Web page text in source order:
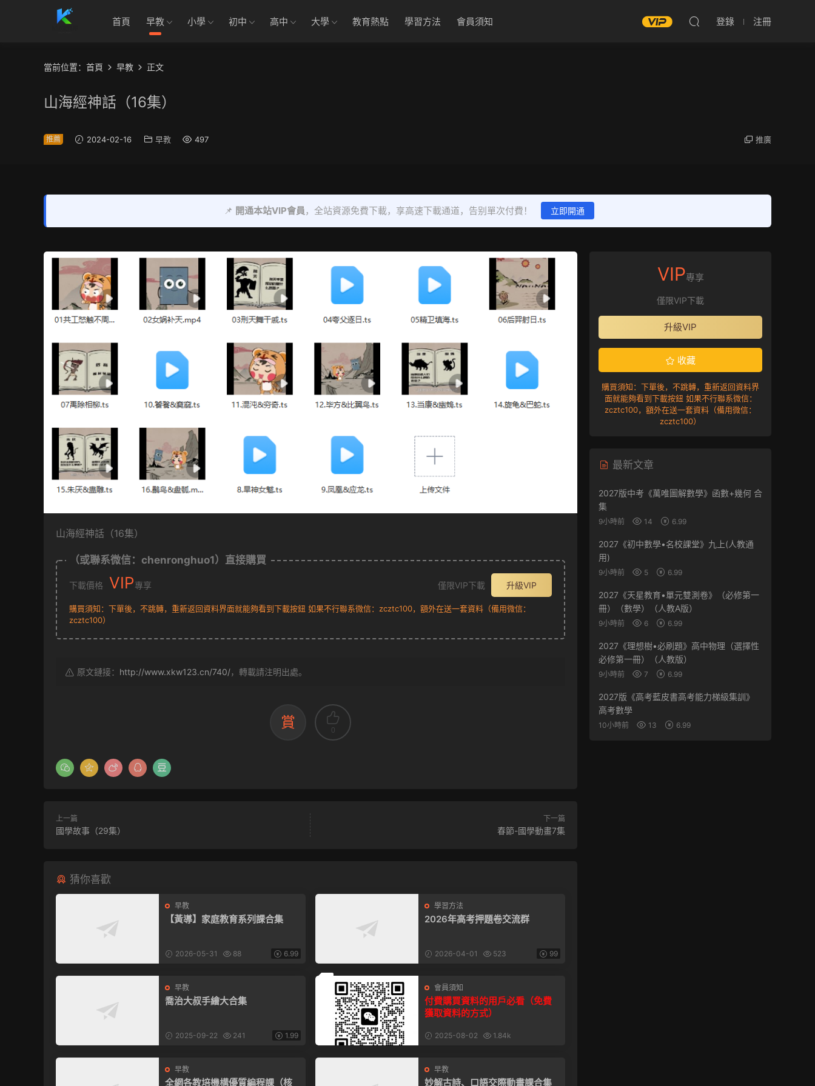
首頁 早教 小學 初中 高中 大學 教育熱點 學習方法 會員須知 登錄 注冊
當前位置： 首頁 早教 正文
山海經神話（16集）
推薦 2024-02-16 早教 497 推廣
📌 開通本站VIP會員，全站資源免費下載，享高速下載通道，告别單次付費！ 立即開通
山海經神話（16集）
（或聯系微信：chenronghuo1）直接購買
下載價格 VIP專享 僅限VIP下載 升級VIP
購買須知：下單後，不跳轉，重新返回資料界面就能夠看到下載按鈕 如果不行聯系微信：zcztc100，額外在送一套資料（備用微信：
zcztc100）
原文鏈接： http://www.xkw123.cn/740/，轉載請注明出處。
賞 0
上一篇
國學故事（29集）
下一篇
春節-國學動畫7集
猜你喜歡
早教
【黃導】家庭教育系列課合集
2026-05-31 88 6.99
學習方法
2026年高考押題卷交流群
2026-04-01 523 99
早教
喬治大叔手繪大合集
2025-09-22 241 1.99
會員須知
付費購買資料的用戶必看（免費
獲取資料的方式）
2025-08-02 1.84k
早教
全網各教培機構優質編程課（核
早教
妙解古詩、口語交際動畫課合集
VIP專享
僅限VIP下載
升級VIP
收藏
購買須知：下單後，不跳轉，重新返回資料界
面就能夠看到下載按鈕 如果不行聯系微信：
zcztc100，額外在送一套資料（備用微信：
zcztc100）
最新文章
2027版中考《萬唯圖解數學》函數+幾何 合
集
9小時前 14 6.99
2027《初中數學•名校課堂》九上(人教通
用)
9小時前 5 6.99
2027《天星教育•單元雙測卷》（必修第一
冊）（數學）（人教A版）
9小時前 6 6.99
2027《理想樹•必刷題》高中物理（選擇性
必修第一冊）（人教版）
9小時前 7 6.99
2027版《高考藍皮書高考能力梯級集訓》
高考數學
10小時前 13 6.99